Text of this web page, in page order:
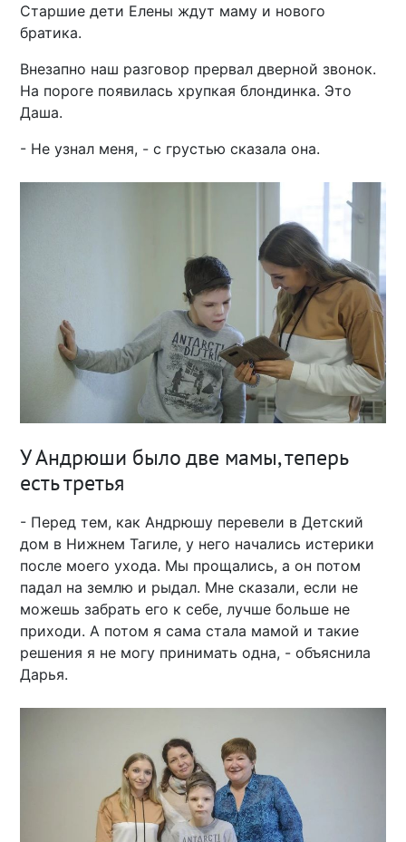
Старшие дети Елены ждут маму и нового
братика.
Внезапно наш разговор прервал дверной звонок.
На пороге появилась хрупкая блондинка. Это
Даша.
- Не узнал меня, - с грустью сказала она.
У Андрюши было две мамы, теперь
есть третья
- Перед тем, как Андрюшу перевели в Детский
дом в Нижнем Тагиле, у него начались истерики
после моего ухода. Мы прощались, а он потом
падал на землю и рыдал. Мне сказали, если не
можешь забрать его к себе, лучше больше не
приходи. А потом я сама стала мамой и такие
решения я не могу принимать одна, - объяснила
Дарья.